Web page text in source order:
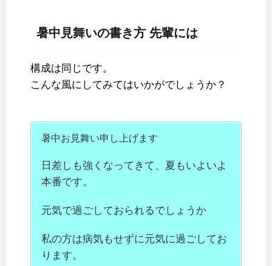
暑中見舞いの書き方 先輩には
構成は同じです。
こんな風にしてみてはいかがでしょうか？
暑中お見舞い申し上げます
日差しも強くなってきて、夏もいよいよ
本番です。
元気で過ごしておられるでしょうか
私の方は病気もせずに元気に過ごしてお
ります。